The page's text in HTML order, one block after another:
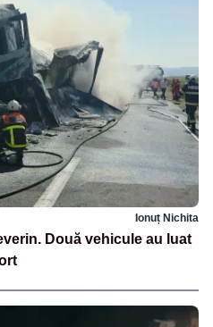
Ionuț Nichita
Două vehicule au luat